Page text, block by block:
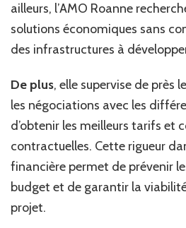
ailleurs, l’AMO Roanne
solutions économiques sans
des infrastructures à
De plus, elle supervise de près
les négociations avec les
d’obtenir les meilleurs tarifs et
contractuelles. Cette rigueur
financière permet de prévenir
budget et de garantir la
projet.